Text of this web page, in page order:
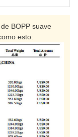
BOPP suave
esto: